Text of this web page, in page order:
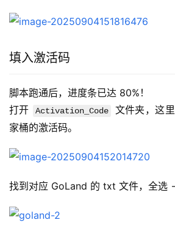
填入激活码
脚本跑通后，进度条已达 80%！
打开
Activation_Code
文件夹，这
家桶的激活码。
找到对应 GoLand 的 txt 文件，全选